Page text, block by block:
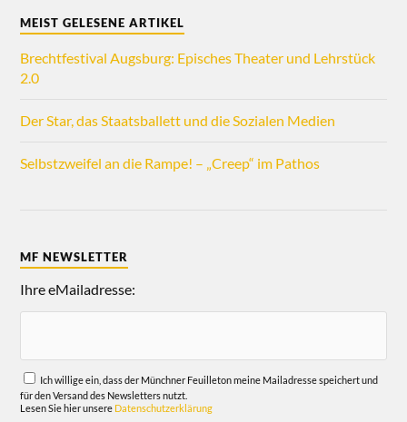
MEIST GELESENE ARTIKEL
Brechtfestival Augsburg: Episches Theater und Lehrstück
2.0
Der Star, das Staatsballett und die Sozialen Medien
Selbstzweifel an die Rampe! – „Creep“ im Pathos
MF NEWSLETTER
Ihre eMailadresse:
Ich willige ein, dass der Münchner Feuilleton meine Mailadresse speichert und
für den Versand des Newsletters nutzt.
Lesen Sie hier unsere Datenschutzerklärung